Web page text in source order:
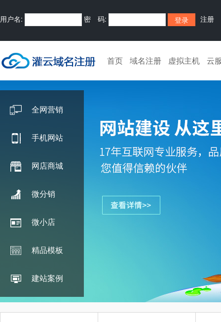
用户名: 密 码: 注册
首页 域名注册 虚拟主机 云
全网营销
手机网站
网店商城
微分销
微小店
精品模板
建站案例